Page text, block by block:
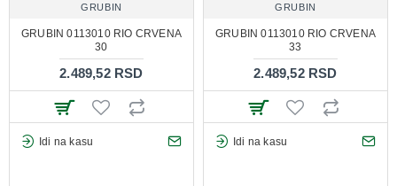
GRUBIN
GRUBIN 0113010 RIO CRVENA
30
2.489,52 RSD
Idi na kasu
GRUBIN
GRUBIN 0113010 RIO CRVENA
33
2.489,52 RSD
Idi na kasu